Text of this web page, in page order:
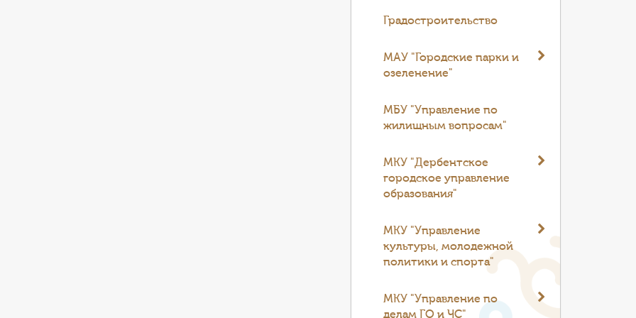
Градостроительство
МАУ "Городские парки и
озеленение"
МБУ "Управление по
жилищным вопросам"
МКУ "Дербентское
городское управление
образования"
МКУ "Управление
культуры, молодежной
политики и спорта"
МКУ "Управление по
делам ГО и ЧС"